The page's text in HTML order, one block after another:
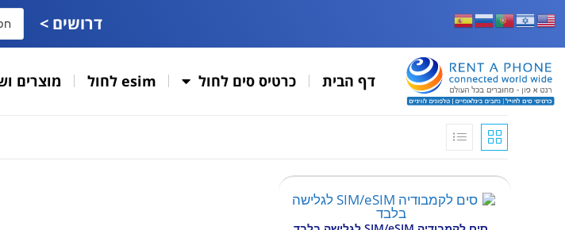
דרושים >
דף הבית כרטיס סים לחול esim לחול מוצרים